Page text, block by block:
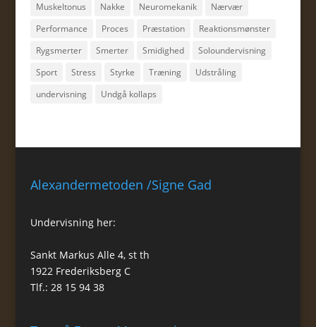
Muskeltonus
Nakke Neuromekanik
Nærvær
Performance
Proces Præstation
Reaktionsmønster
Rygsmerter
Smerter Smidighed
Soloundervisning
Sport
Stress Styrke Træning
Udstråling
undervisning
Undgå kollaps
Alexandermetoden /Signe Gad
Undervisning her:
Sankt Markus Alle 4, st th
1922 Frederiksberg C
Tlf.: 28 15 94 38